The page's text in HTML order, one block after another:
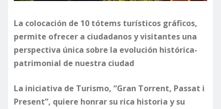
La colocación de 10 tótems turísticos gráficos,
permite ofrecer a ciudadanos y visitantes una
perspectiva única sobre la evolución histórica-
patrimonial de nuestra ciudad
La iniciativa de Turismo, “Gran Torrent, Passat i
Present”, quiere honrar su rica historia y su